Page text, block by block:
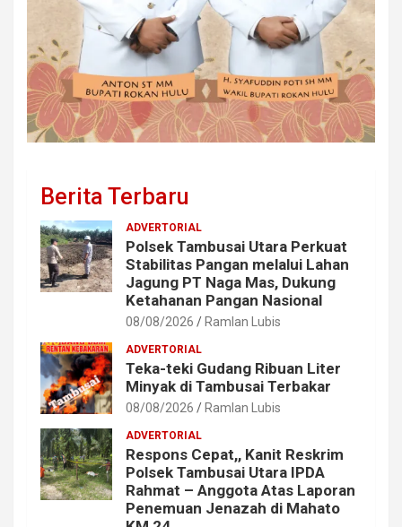
Berita Terbaru
ADVERTORIAL
Polsek Tambusai Utara Perkuat
Stabilitas Pangan melalui Lahan
Jagung PT Naga Mas, Dukung
Ketahanan Pangan Nasional
08/08/2026 Ramlan Lubis
ADVERTORIAL
Teka-teki Gudang Ribuan Liter
Minyak di Tambusai Terbakar
08/08/2026 Ramlan Lubis
ADVERTORIAL
Respons Cepat,, Kanit Reskrim
Polsek Tambusai Utara IPDA
Rahmat – Anggota Atas Laporan
Penemuan Jenazah di Mahato